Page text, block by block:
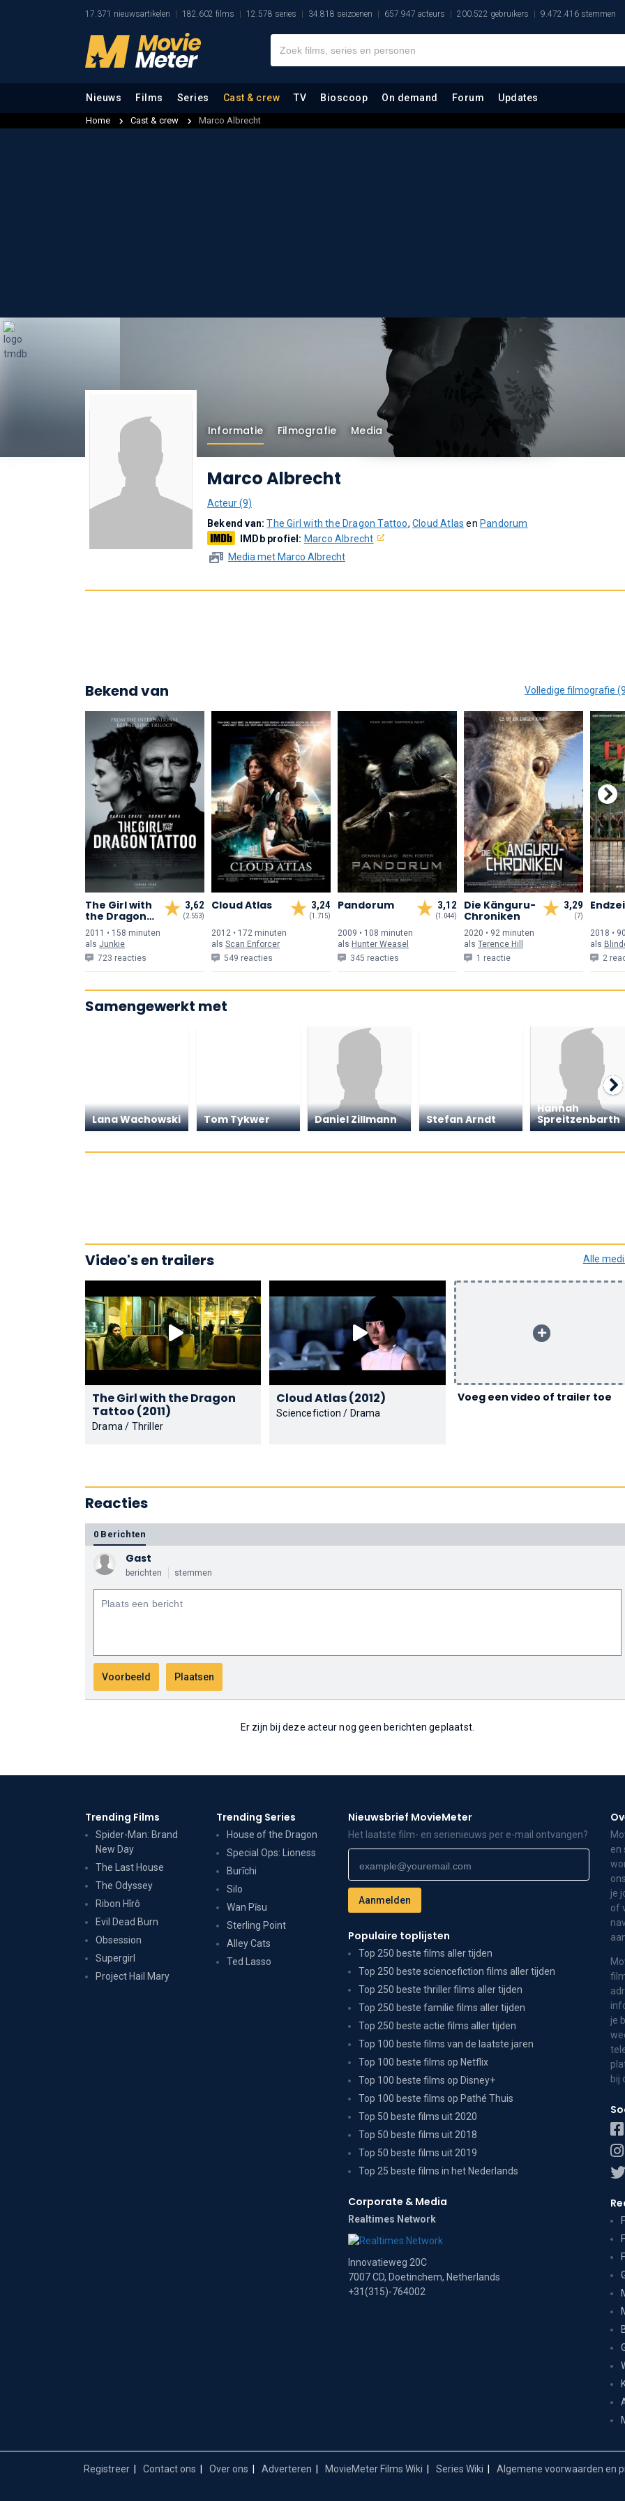
17.371 nieuwsartikelen 182.602 films 12.578 series 34.818 seizoenen 657.947 acteurs 200.522 gebruikers 9.472.416 stemmen
Nieuws Films Series Cast & crew TV Bioscoop On demand Forum Updates
Home Cast & crew Marco Albrecht
Informatie Filmografie Media
Marco Albrecht
Acteur (9)
Bekend van:The Girl with the Dragon Tattoo,Cloud Atlas en Pandorum
IMDb profiel: Marco Albrecht
Media met Marco Albrecht
Bekend van Volledige filmografie
3,62
(2.553)
The Girl with
the Dragon
Tattoo
2011 • 158 minuten
als Junkie
723 reacties
3,24
(1.715)
Cloud Atlas
2012 • 172 minuten
als Scan Enforcer
549 reacties
3,12
(1.044)
Pandorum
2009 • 108 minuten
als Hunter Weasel
345 reacties
3,29
(7)
Die Känguru-
Chroniken
2020 • 92 minuten
als Terence Hill
1 reactie
2018 •
als
2
Samengewerkt met
Lana Wachowski Tom Tykwer Daniel Zillmann Stefan Arndt
Hannah
Spreitzenbarth
Video's en trailers Alle
The Girl with the Dragon
Tattoo (2011)
Drama / Thriller
Cloud Atlas (2012)
Sciencefiction / Drama
Voeg een video of trailer toe
Reacties
0 Berichten
Gast
berichten stemmen
Er zijn bij deze acteur nog geen berichten geplaatst.
Trending Films
Spider-Man: Brand
New Day
The Last House
The Odyssey
Ribon Hîrô
Evil Dead Burn
Obsession
Supergirl
Project Hail Mary
Trending Series
House of the Dragon
Special Ops: Lioness
Burīchi
Silo
Wan Pīsu
Sterling Point
Alley Cats
Ted Lasso
Nieuwsbrief MovieMeter
Het laatste film- en serienieuws per e-mail ontvangen?
Populaire toplijsten
Top 250 beste films aller tijden
Top 250 beste sciencefiction films aller tijden
Top 250 beste thriller films aller tijden
Top 250 beste familie films aller tijden
Top 250 beste actie films aller tijden
Top 100 beste films van de laatste jaren
Top 100 beste films op Netflix
Top 100 beste films op Disney+
Top 100 beste films op Pathé Thuis
Top 50 beste films uit 2020
Top 50 beste films uit 2018
Top 50 beste films uit 2019
Top 25 beste films in het Nederlands
Corporate & Media
Realtimes Network
Innovatieweg 20C
7007 CD, Doetinchem, Netherlands
+31(315)-764002
en
je
of
je
bij
Registreer Contact ons Over ons Adverteren MovieMeter Films Wiki Series Wiki Algemene voorwaarden en